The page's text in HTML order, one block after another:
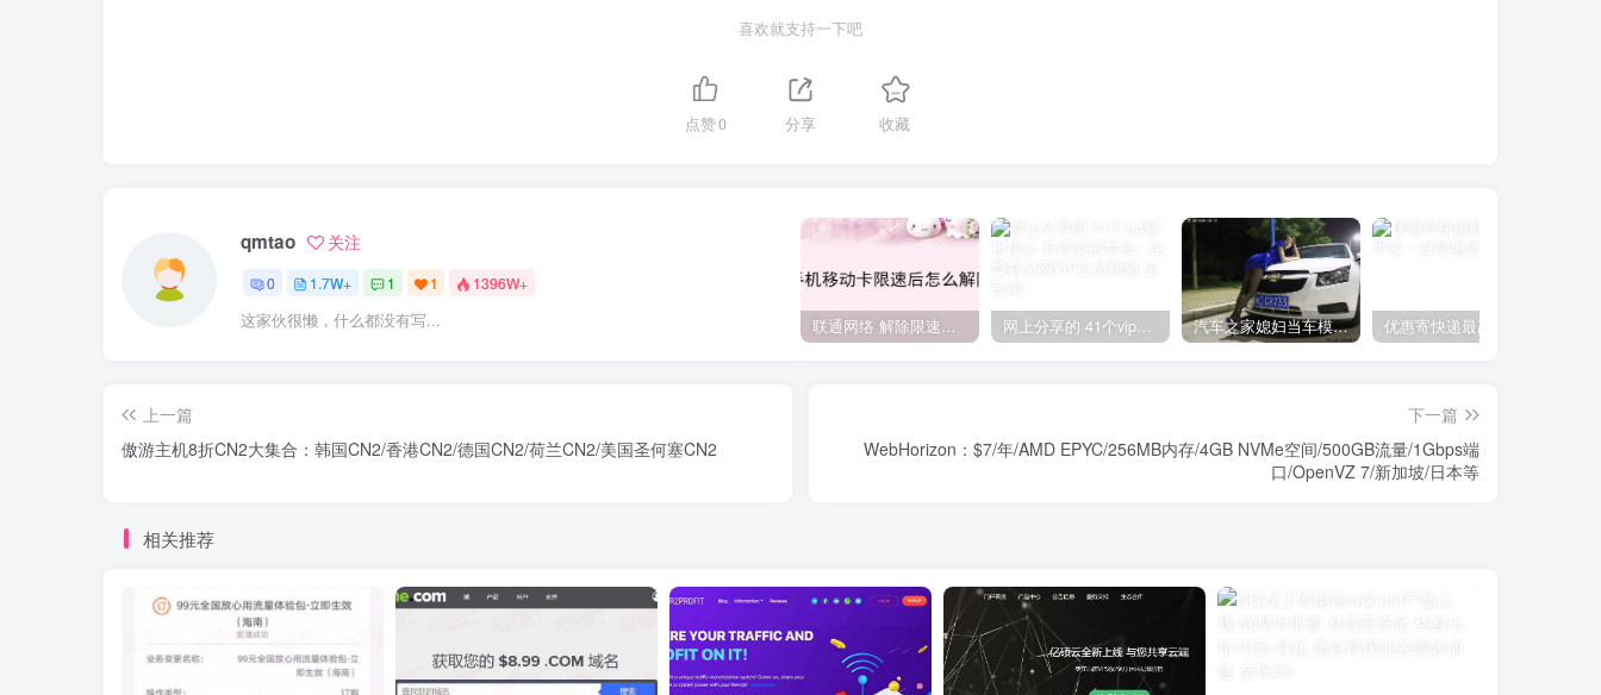
喜欢就支持一下吧
点赞0 分享 收藏
qmtao 关注
0 1.7W+ 1 1 1396W+
这家伙很懒，什么都没有写... 汽车之家媳妇当车模，四年大汇总，500多张媳妇图
上一篇
傲游主机8折CN2大集合：韩国CN2/香港CN2/德国CN2/荷兰CN2/美国圣何塞CN2
下一篇
WebHorizon：$7/年/AMD EPYC/256MB内存/4GB NVMe空间/500GB流量/1Gbps端
口/OpenVZ 7/新加坡/日本等
相关推荐